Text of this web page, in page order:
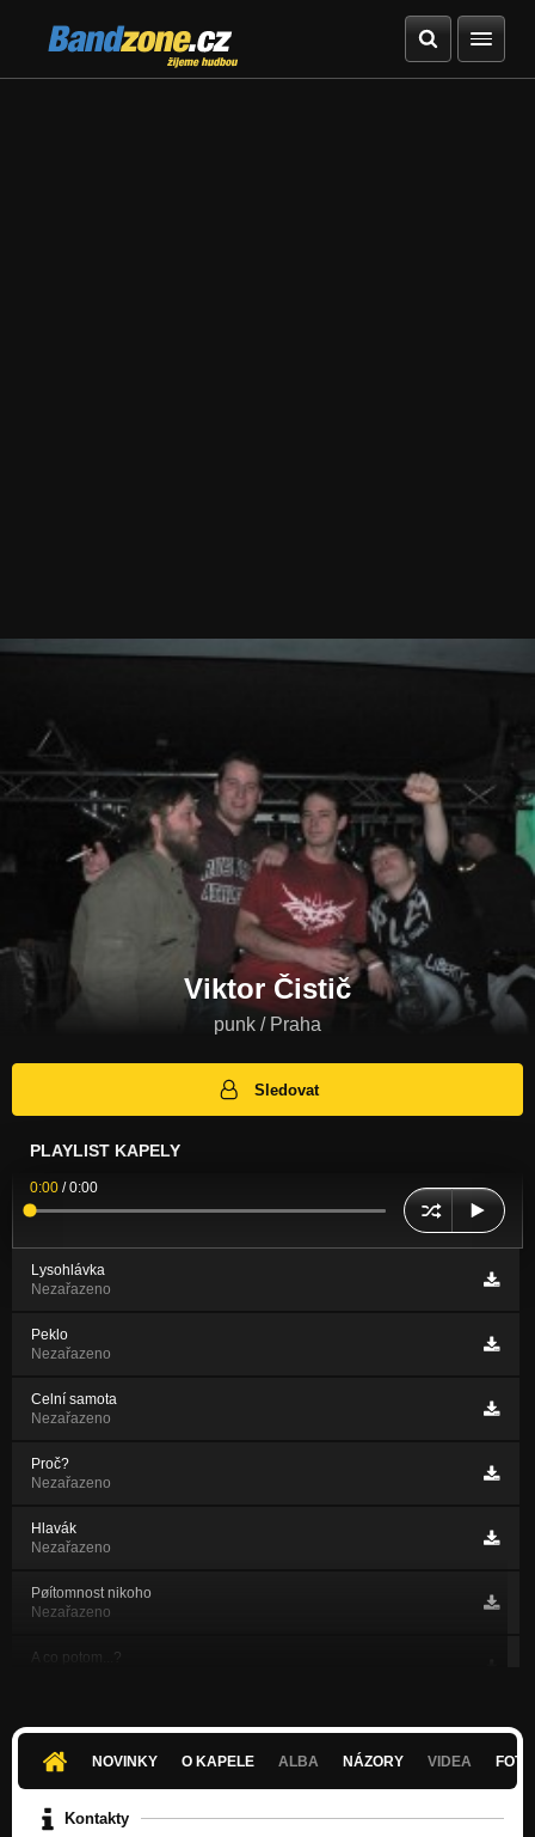
Bandzone.cz
žijeme hudbou
Viktor Čistič
punk / Praha
Sledovat
PLAYLIST KAPELY
0:00 /0:00
Lysohlávka
Nezařazeno
Peklo
Nezařazeno
Celní samota
Nezařazeno
Proč?
Nezařazeno
Hlavák
Nezařazeno
Pøítomnost nikoho
Nezařazeno
A co potom...?
Pivní song
Nezařazeno
NOVINKY O KAPELE ALBA NÁZORY VIDEA
Kontakty